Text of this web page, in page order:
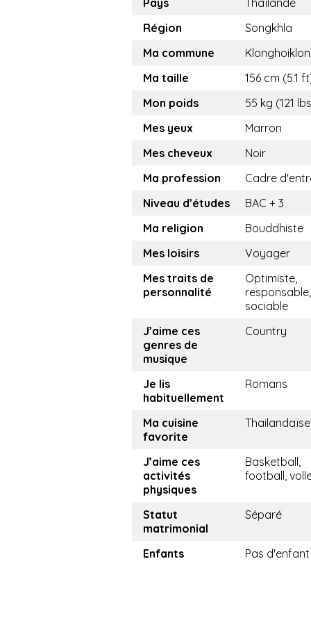
Région
Songkhla
Ma commune
Ma taille
156 cm (5.1
Mon poids
55 kg (121
Mes yeux
Marron
Mes cheveux
Noir
Ma profession
Cadre
Niveau d’études
BAC + 3
Ma religion
Bouddhiste
Mes loisirs
Voyager
Mes traits de
personnalité
Optimiste,
responsable,
sociable
J’aime ces
genres de
musique
Country
Je lis
habituellement
Romans
Ma cuisine
favorite
Thailandaïse
J’aime ces
activités
physiques
Basketball,
football,
Statut
matrimonial
Séparé
Enfants Pas d'enfant